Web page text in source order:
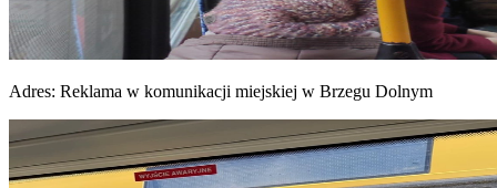
Adres: Reklama w komunikacji miejskiej w Brzegu Dolnym